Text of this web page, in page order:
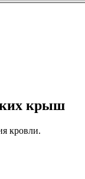
крыш
кровли.